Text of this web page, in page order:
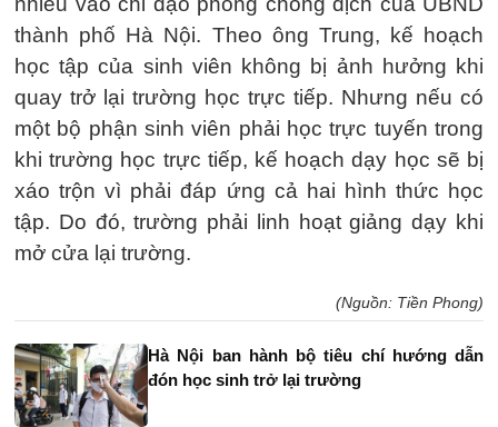
thành phố Hà Nội. Theo ông Trung, kế hoạch
học tập của sinh viên không bị ảnh hưởng khi
quay trở lại trường học trực tiếp. Nhưng nếu có
một bộ phận sinh viên phải học trực tuyến trong
khi trường học trực tiếp, kế hoạch dạy học sẽ bị
xáo trộn vì phải đáp ứng cả hai hình thức học
tập. Do đó, trường phải linh hoạt giảng dạy khi
mở cửa lại trường.
(Nguồn: Tiền Phong)
Hà Nội ban hành bộ tiêu chí hướng dẫn
đón học sinh trở lại trường